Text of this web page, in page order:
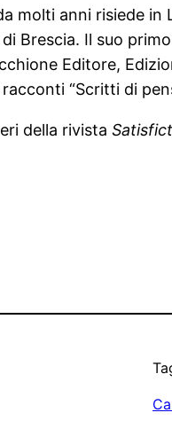
molti anni risiede
Brescia. Il suo
Editore,
“Scritti di
della rivista